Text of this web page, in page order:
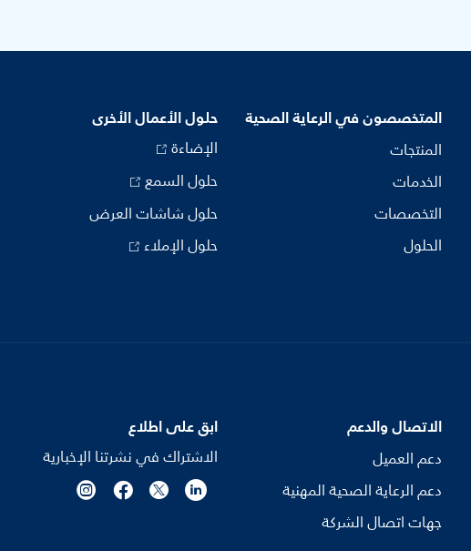
المتخصصون في الرعاية الصحية
المنتجات
الخدمات
التخصصات
الحلول
حلول الأعمال الأخرى
الإضاءة
حلول السمع
حلول شاشات العرض
حلول الإملاء
الاتصال والدعم
دعم العميل
دعم الرعاية الصحية المهنية
جهات اتصال الشركة
ابق على اطلاع
الاشتراك في نشرتنا الإخبارية